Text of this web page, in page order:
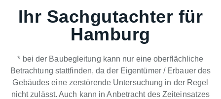
Ihr Sachgutachter für
Hamburg
* bei der Baubegleitung kann nur eine oberflächliche
Betrachtung stattfinden, da der Eigentümer / Erbauer des
Gebäudes eine zerstörende Untersuchung in der Regel
nicht zulässt. Auch kann in Anbetracht des Zeiteinsatzes